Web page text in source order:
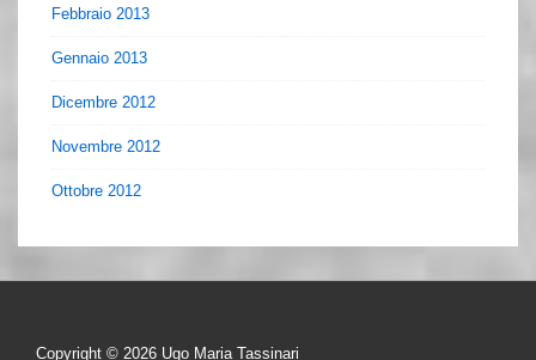
Febbraio 2013
Gennaio 2013
Dicembre 2012
Novembre 2012
Ottobre 2012
Copyright © 2026 Ugo Maria Tassinari